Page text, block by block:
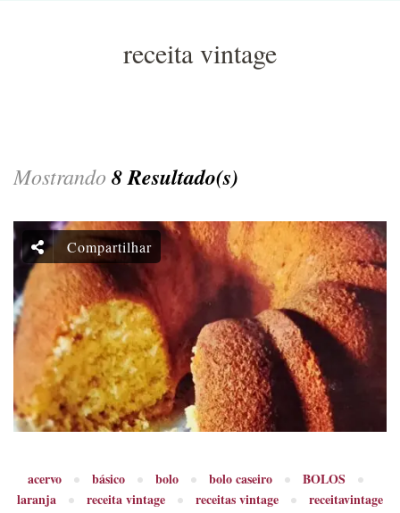
receita vintage
Mostrando 8 Resultado(s)
Compartilhar
acervo básico bolo bolo caseiro
BOLOS
laranja
receita vintage receitas vintage receitavintage